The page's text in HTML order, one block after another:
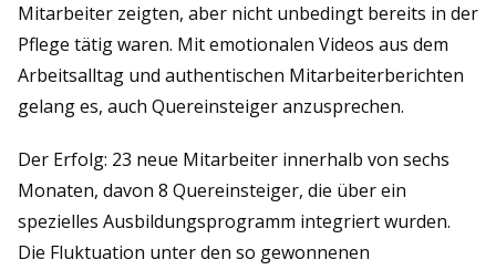
Mitarbeiter zeigten, aber nicht unbedingt bereits in der
Pflege tätig waren. Mit emotionalen Videos aus dem
Arbeitsalltag und authentischen Mitarbeiterberichten
gelang es, auch Quereinsteiger anzusprechen.
Der Erfolg: 23 neue Mitarbeiter innerhalb von sechs
Monaten, davon 8 Quereinsteiger, die über ein
spezielles Ausbildungsprogramm integriert wurden.
Die Fluktuation unter den so gewonnenen